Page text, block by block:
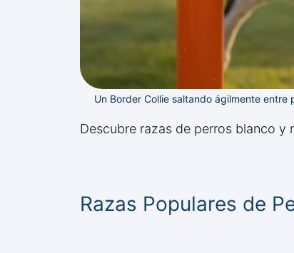
Un Border Collie saltando ágilmente
Descubre razas de perros blanco
Razas Populares de